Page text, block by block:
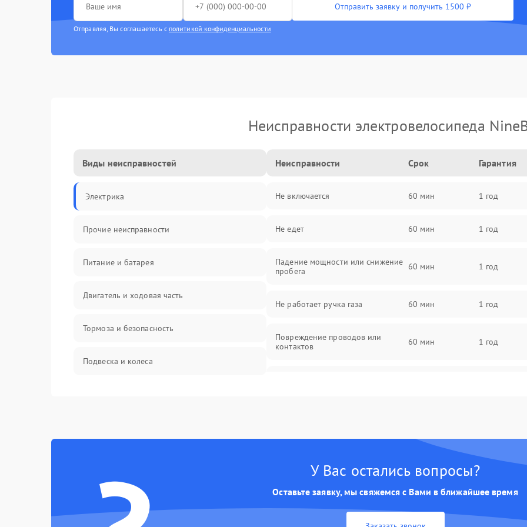
Отправить заявку и получить 1500 ₽
Отправляя, Вы соглашаетесь с политикой конфиденциальности
Неисправности электровелосипеда
Виды неисправностей
Электрика
Прочие неисправности
Питание и батарея
Двигатель и ходовая часть
Тормоза и безопасность
Подвеска и колеса
Механика
Неисправности Срок Гарантия
Не включается 60 мин 1 год
Не едет 60 мин 1 год
Падение мощности или снижение
пробега
60 мин 1 год
Не работает ручка газа 60 мин 1 год
Повреждение проводов или
контактов
60 мин 1 год
У Вас остались вопросы?
Оставьте заявку, мы свяжемся с Вами в ближайшее время